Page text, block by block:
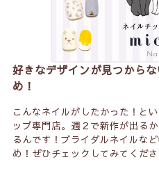
好きなデザインが見つから
め！
こんなネイルがしたかった！と
ップ専門店。週２で新作が出る
るんです！ブライダルネイルな
め！ぜひチェックしてみてくださ